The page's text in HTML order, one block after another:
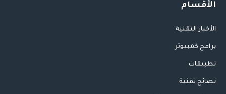
الأقسام
الأخبار التقنية
برامج كمبيوتر
تطبيقات
نصائح تقنية